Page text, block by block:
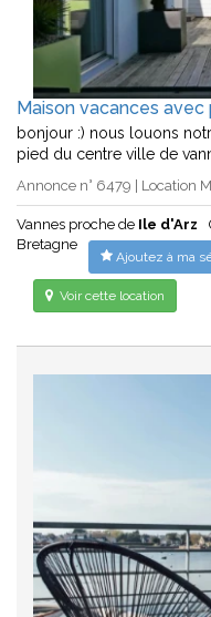
Maison vacances avec
bonjour :) nous louons
pied du centre ville de
Annonce n° 6479 | Location
Vannes proche de Ile d'Arz
Bretagne
Ajoutez à ma
Voir cette location